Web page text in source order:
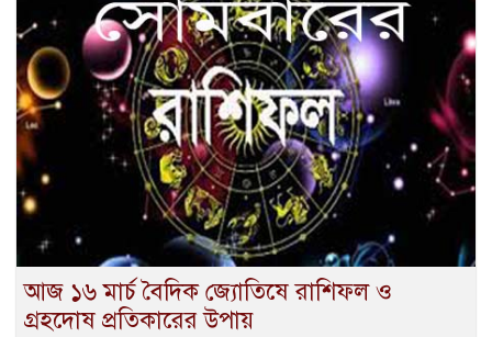
আজ ১৬ মার্চ বৈদিক জ্যোতিষে রাশিফল ও
গ্রহদোষ প্রতিকারের উপায়